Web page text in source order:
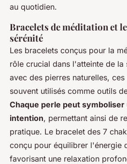
au quotidien.
Bracelets de méditation et
sérénité
Les bracelets conçus pour la
rôle crucial dans l'atteinte de la
avec des pierres naturelles,
souvent utilisés comme outils
Chaque perle peut symboliser
intention, permettant ainsi de
pratique. Le bracelet des 7
conçu pour équilibrer l'énergie
favorisant une relaxation